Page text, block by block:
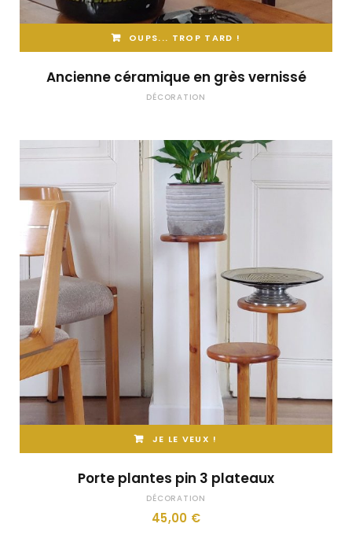
OUPS... TROP TARD !
Ancienne céramique en grès vernissé
DÉCORATION
JE LE VEUX !
Porte plantes pin 3 plateaux
DÉCORATION
45,00 €